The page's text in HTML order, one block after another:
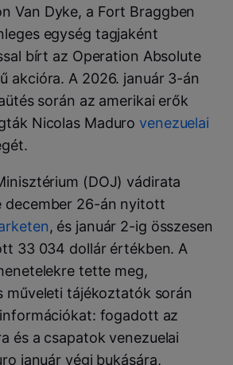
Van Dyke, a Fort Braggben
egység tagjaként
bírt az Operation Absolute
akcióra. A 2026. január 3-án
során az amerikai erők
Nicolas Madurovenezuelai
(DOJ) vádirata
december 26-án nyitott
, és január 2-ig összesen
33 034 dollár értékben. A
tette meg,
műveleti tájékoztatók során
fogadott az
és a csapatok venezuelai
január végi bukására,